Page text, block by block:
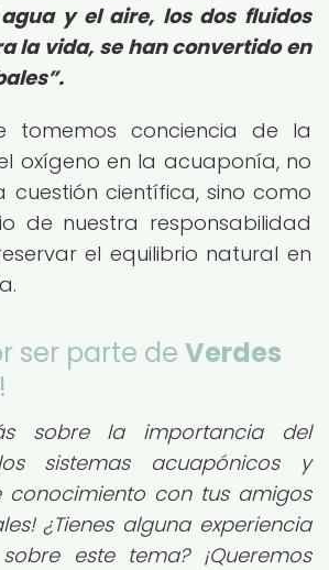
y el aire, los dos fluidos
la vida, se han convertido en
.
tomemos conciencia de la
oxígeno en la acuaponía, no
cuestión científica, sino como
de nuestra responsabilidad
el equilibrio natural en
ser parte de Verdes
!
sobre la importancia del
sistemas acuapónicos y
conocimiento con tus amigos
¿Tienes alguna experiencia
este tema? ¡Queremos